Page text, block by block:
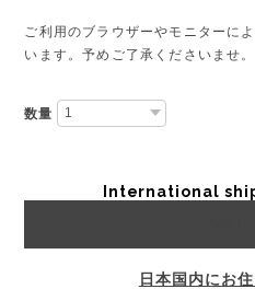
ご利用のブラウザーやモニターに
います。予めご了承くださいませ。
数量
International
日本国内にお